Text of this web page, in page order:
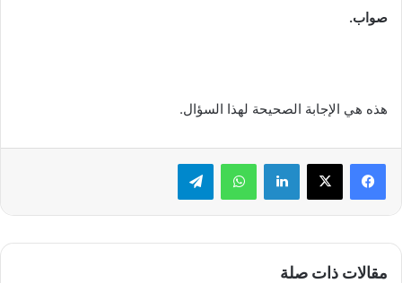
صواب.
هذه هي الإجابة الصحيحة لهذا السؤال.
لينكدإن واتساب تيلقرام
مقالات ذات صلة